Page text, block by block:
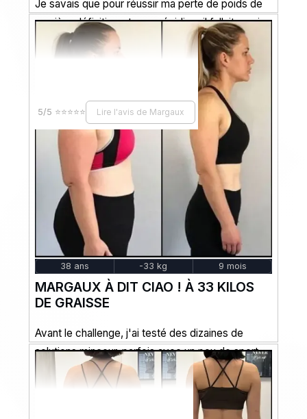
Je savais que pour réussir ma perte de poids de
manière définitive et sans récidive, il fallait que je
me fixe un objectif fort. Alors, j'ai fait...
38 ans -33 kg 9 mois
MARGAUX À DIT CIAO ! À 33 KILOS
DE GRAISSE
Avant le challenge, j'ai testé des dizaines de
solutions minceur, parfois avec un peu de sport,
d'autres fois sans rien faire, juste en utilisant...
5/5 ⭐⭐⭐⭐⭐ Lire l'avis de Margaux